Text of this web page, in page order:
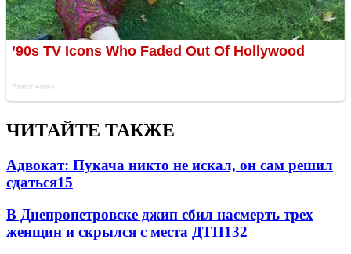
ЧИТАЙТЕ ТАКЖЕ
Адвокат: Пукача никто не искал, он сам решил
сдаться15
В Днепропетровске джип сбил насмерть трех
женщин и скрылся с места ДТП132